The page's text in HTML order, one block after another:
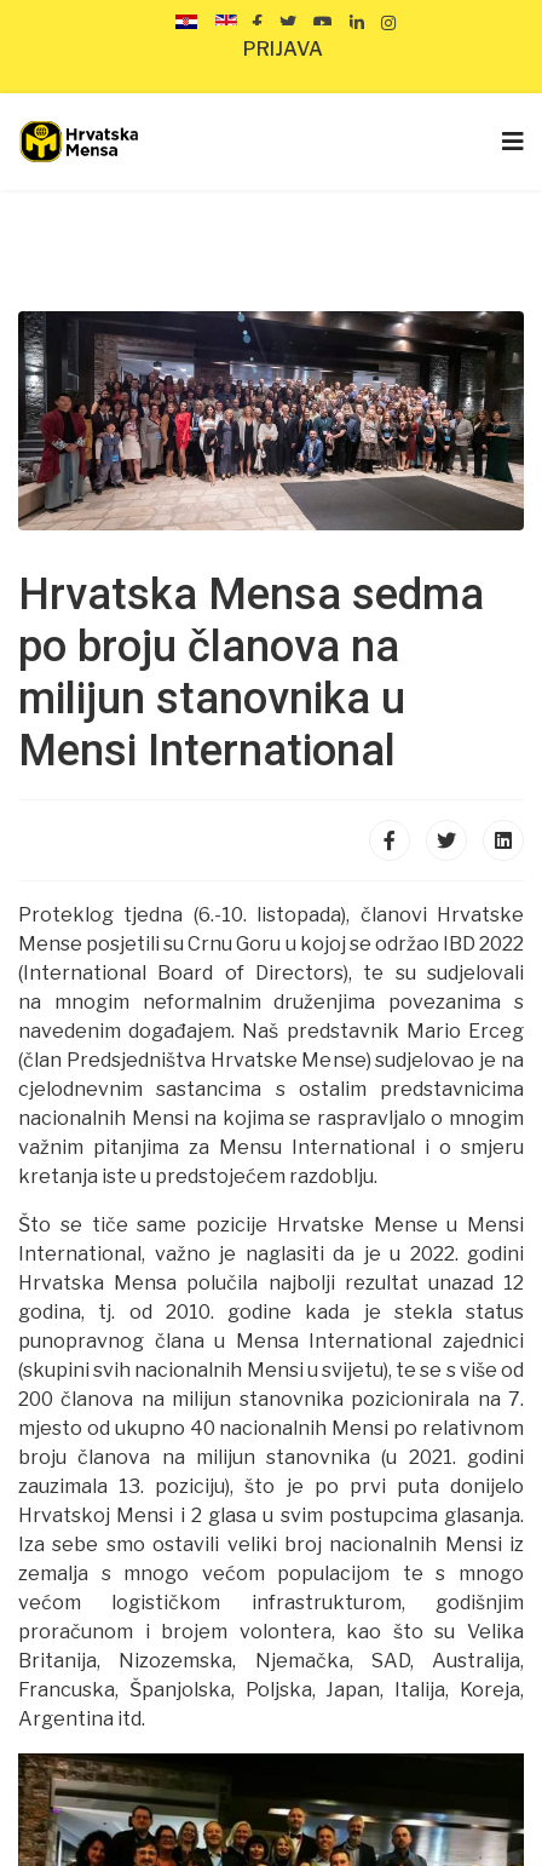
PRIJAVA
Hrvatska Mensa sedma
po broju članova na
milijun stanovnika u
Mensi International
Proteklog tjedna (6.-10. listopada), članovi Hrvatske
Mense posjetili su Crnu Goru u kojoj se održao IBD 2022
(International Board of Directors), te su sudjelovali
na mnogim neformalnim druženjima povezanima s
navedenim događajem. Naš predstavnik Mario Erceg
(član Predsjedništva Hrvatske Mense) sudjelovao je na
cjelodnevnim sastancima s ostalim predstavnicima
nacionalnih Mensi na kojima se raspravljalo o mnogim
važnim pitanjima za Mensu International i o smjeru
kretanja iste u predstojećem razdoblju.
Što se tiče same pozicije Hrvatske Mense u Mensi
International, važno je naglasiti da je u 2022. godini
Hrvatska Mensa polučila najbolji rezultat unazad 12
godina, tj. od 2010. godine kada je stekla status
punopravnog člana u Mensa International zajednici
(skupini svih nacionalnih Mensi u svijetu), te se s više od
200 članova na milijun stanovnika pozicionirala na 7.
mjesto od ukupno 40 nacionalnih Mensi po relativnom
broju članova na milijun stanovnika (u 2021. godini
zauzimala 13. poziciju), što je po prvi puta donijelo
Hrvatskoj Mensi i 2 glasa u svim postupcima glasanja.
Iza sebe smo ostavili veliki broj nacionalnih Mensi iz
zemalja s mnogo većom populacijom te s mnogo
većom logističkom infrastrukturom, godišnjim
proračunom i brojem volontera, kao što su Velika
Britanija, Nizozemska, Njemačka, SAD, Australija,
Francuska, Španjolska, Poljska, Japan, Italija, Koreja,
Argentina itd.